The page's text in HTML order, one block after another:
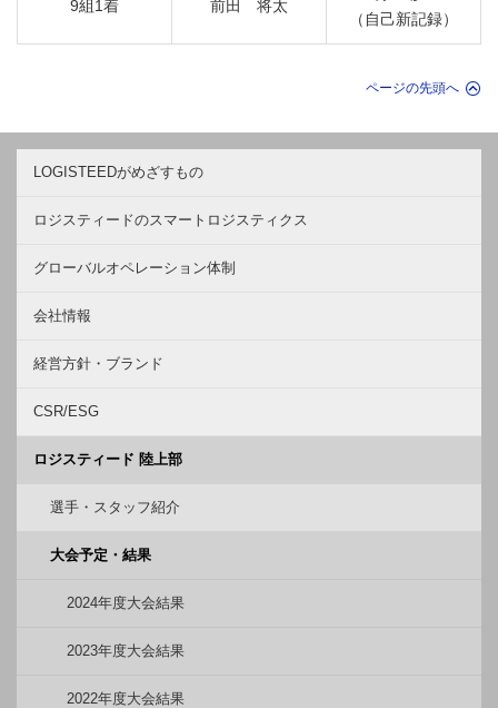
9組1着 前田 将太
（自己新記録）
ページの先頭へ
LOGISTEEDがめざすもの
ロジスティードのスマートロジスティクス
グローバルオペレーション体制
会社情報
経営方針・ブランド
CSR/ESG
ロジスティード 陸上部
選手・スタッフ紹介
大会予定・結果
2024年度大会結果
2023年度大会結果
2022年度大会結果